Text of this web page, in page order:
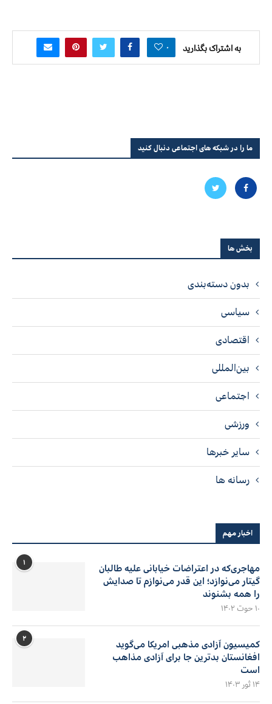
به اشتراک بگذارید ۰
ما را در شبکه های اجتماعی دنبال کنید
بخش ها
بدون دسته‌بندی
سیاسی
اقتصادی
بین‌المللی
اجتماعی
ورزشی
سایر خبرها
رسانه ها
اخبار مهم
۱
مهاجری‌که در اعتراضات خیابانی علیه طالبان
گیتار می‌نوازد؛ این قدر می‌نوازم تا صدایش
را همه بشنوند
۱۰ حوت ۱۴۰۲
۲
کمیسیون آزادی مذهبی امریکا می‌گوید
افغانستان بدترین جا برای آزادی مذاهب
است
۱۴ ثور ۱۴۰۳